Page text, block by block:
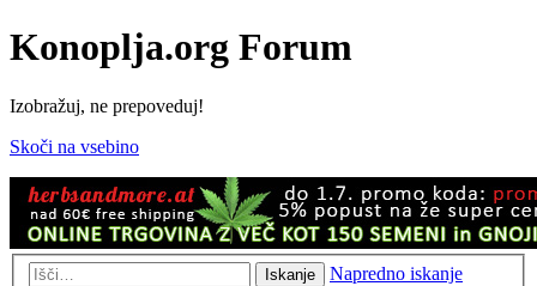
Konoplja.org Forum
Izobražuj, ne prepoveduj!
Skoči na vsebino
Iskanje Napredno iskanje